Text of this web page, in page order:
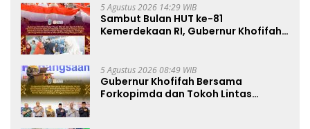
5 Agustus 2026 14:29 WIB
Sambut Bulan HUT ke-81
Kemerdekaan RI, Gubernur Khofifah
Merah Putih Bagi Masyarakat
5 Agustus 2026 08:49 WIB
Gubernur Khofifah Bersama
Forkopimda dan Tokoh Lintas